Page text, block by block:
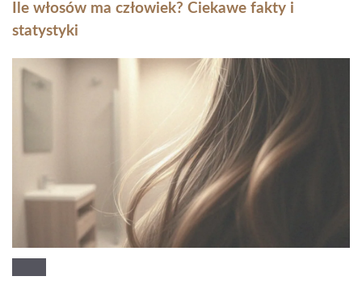
Ile włosów ma człowiek? Ciekawe fakty i
statystyki